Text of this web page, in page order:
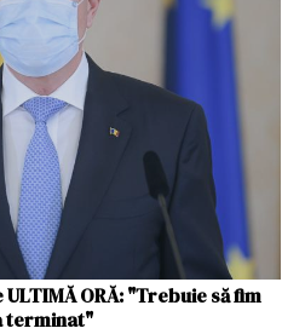
ORĂ: "Trebuie să fim
terminat"